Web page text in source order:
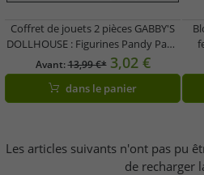
Coffret de jouets 2 pièces GABBY'S
DOLLHOUSE : Figurines Pandy Paws
et Chumsley avec accessoires –
Rose/Turquoise/Multicolore
Avant:13,99 €* 3,02 €
dans le panier
Les articles suivants n'ont pas pu
de recharger